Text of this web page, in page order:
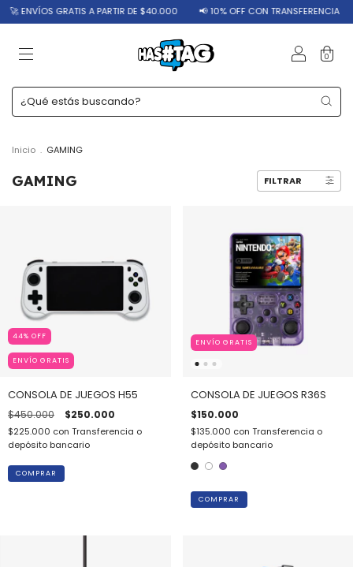
GRATIS A PARTIR DE $40.000 📢 10% OFF CON TRANSFERENCIA 🔥 12
0
Inicio . GAMING
GAMING FILTRAR
44% OFF
ENVÍO GRATIS
CONSOLA DE JUEGOS H55
$450.000 $250.000
$225.000 con Transferencia o
depósito bancario
ENVÍO GRATIS
CONSOLA DE JUEGOS R36S
$150.000
$135.000 con Transferencia o
depósito bancario
COMPRAR